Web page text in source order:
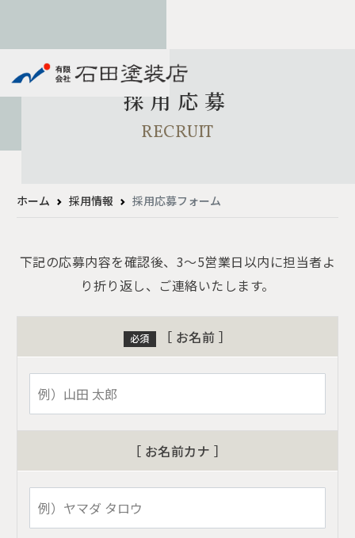
採用応募
RECRUIT
ホーム 採用情報 採用応募フォーム
下記の応募内容を確認後、3～5営業日以内に担当者よ
り折り返し、ご連絡いたします。
必須 ［ お名前 ］
［ お名前カナ ］